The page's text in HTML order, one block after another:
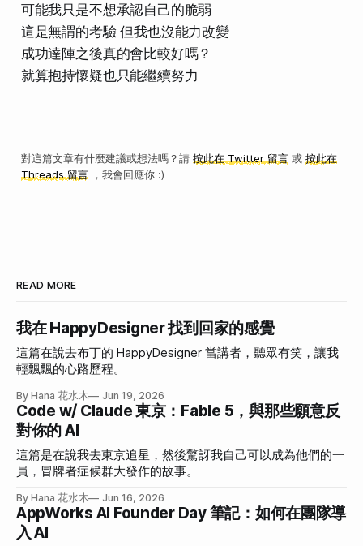
可能我只是不想承認自己的脆弱
這是無謂的考驗 但我也沒能力改變
成功達陣之後真的會比較好嗎？
就算抱持懷疑也只能繼續努力
對這篇文章有什麼建議或想法嗎？請 按此在 Twitter 留言或 按此在
Threads 留言，我會回應你 :)
READ MORE
我在 HappyDesigner 找到回家的感覺
這篇在說去布丁的 HappyDesigner 當講者，聽眾有笑，讓我
輕飄飄的心路歷程。
By Hana 花水木 Jun 19, 2026
Code w/ Claude 東京：Fable 5，與那些願意反
對你的 AI
這篇是在說我去東京追星，然後驚訝我自己可以成為他們的一
員，冒牌者症候群大發作的故事。
By Hana 花水木 Jun 16, 2026
AppWorks AI Founder Day 筆記：如何在團隊導
入 AI